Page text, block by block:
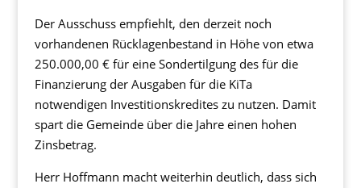
Der Ausschuss empfiehlt, den derzeit noch
vorhandenen Rücklagenbestand in Höhe von etwa
250.000,00 € für eine Sondertilgung des für die
Finanzierung der Ausgaben für die KiTa
notwendigen Investitionskredites zu nutzen. Damit
spart die Gemeinde über die Jahre einen hohen
Zinsbetrag.
Herr Hoffmann macht weiterhin deutlich, dass sich